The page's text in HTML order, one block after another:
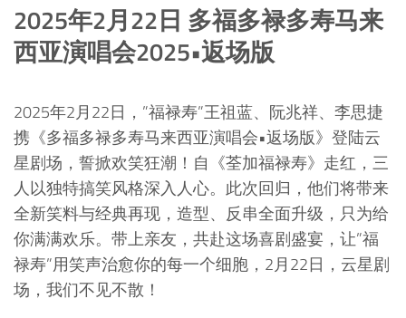
2025年2月22日 多福多禄多寿马来
西亚演唱会2025•返场版
2025年2月22日，”福禄寿”王祖蓝、阮兆祥、李思捷
携《多福多禄多寿马来西亚演唱会•返场版》登陆云
星剧场，誓掀欢笑狂潮！自《荃加福禄寿》走红，三
人以独特搞笑风格深入人心。此次回归，他们将带来
全新笑料与经典再现，造型、反串全面升级，只为给
你满满欢乐。带上亲友，共赴这场喜剧盛宴，让”福
禄寿”用笑声治愈你的每一个细胞，2月22日，云星剧
场，我们不见不散！